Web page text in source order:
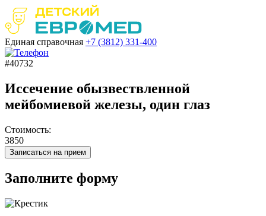
Единая справочная +7 (3812) 331-400
#40732
Иссечение обызвествленной
мейбомиевой железы, один глаз
Стоимость:
3850
Записаться на прием
Заполните форму